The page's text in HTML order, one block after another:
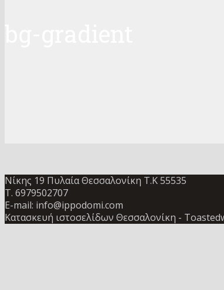
Νίκης 19 Πυλαία Θεσσαλονίκη Τ.Κ 55535
Τ. 6979502707
E-mail: info@ippodomi.com
Κατασκευή ιστοσελίδων Θεσσαλονίκη -